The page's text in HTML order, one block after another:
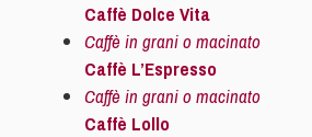
Caffè Dolce Vita
Caffè in grani o macinato
Caffè L’Espresso
Caffè in grani o macinato
Caffè Lollo